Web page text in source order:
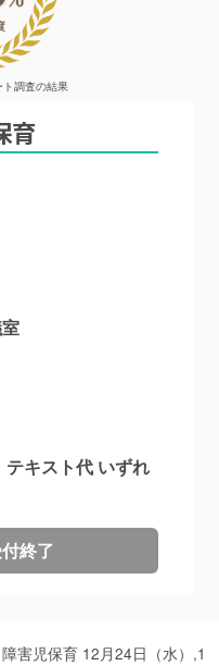
調査の結果
育
キスト代 いずれ
終了
障害児保育 12月24日（水）,1